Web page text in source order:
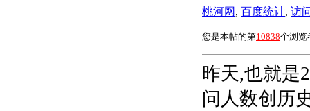
桃河网 , 百度统计, 访
您是本帖的第10838个浏览
昨天,也就是
问人数创历